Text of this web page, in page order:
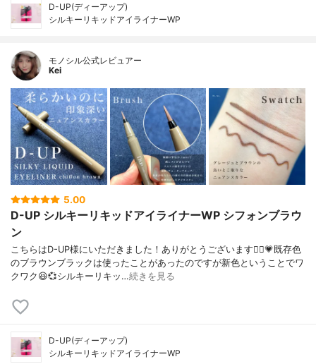
D-UP(ディーアップ)
シルキーリキッドアイライナーWP
モノシル公式レビュアー
Kei
5.00
D-UP シルキーリキッドアイライナーWP シフォンブラウ
ン
こちらはD-UP様にいただきました！ありがとうございます🙇‍♀️💗既存色
のブラウンブラックは使ったことがあったのですが新色ということでワ
クワク😆💞シルキーリキッ…続きを見る
D-UP(ディーアップ)
シルキーリキッドアイライナーWP